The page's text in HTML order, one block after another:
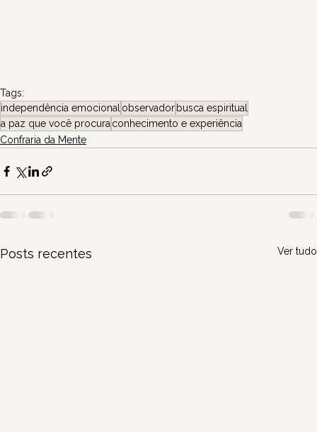
Tags:
independência emocional observadorbusca espiritual
a paz que você procura conhecimento e experiência
Confraria da Mente
Posts recentes Ver tudo